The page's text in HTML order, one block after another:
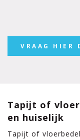
VRAAG HIER
Tapijt of
en huiselijk
Tapijt of